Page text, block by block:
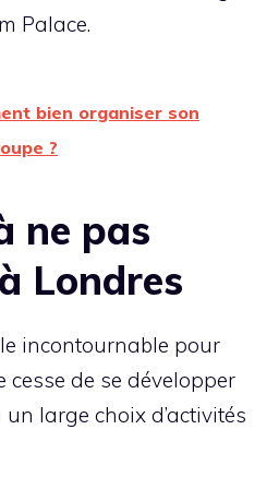
Palace.
bien organiser son
?
ne pas
Londres
incontournable pour
cesse de se développer
large choix d’activités